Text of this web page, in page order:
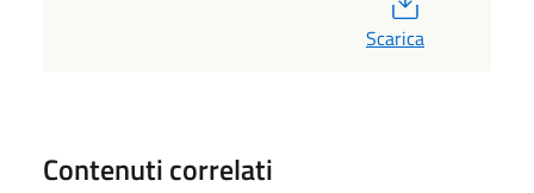
Scarica
Contenuti correlati